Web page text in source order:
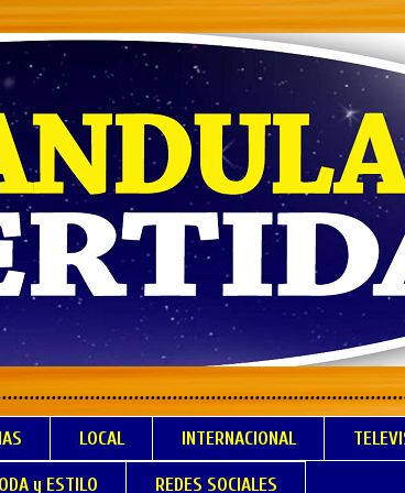
LOCAL INTERNACIONAL
y ESTILO REDES SOCIALES